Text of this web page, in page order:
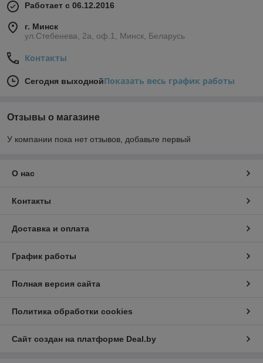
Работает с 06.12.2016
г. Минск
ул.Стебенева, 2а, оф.1, Минск, Беларусь
Контакты
Сегодня выходнойПоказать весь график работы
Отзывы о магазине
У компании пока нет отзывов, добавьте первый
О нас
Контакты
Доставка и оплата
График работы
Полная версия сайта
Политика обработки cookies
Сайт создан на платформе Deal.by